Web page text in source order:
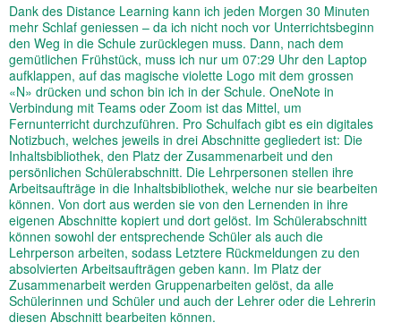
Dank des Distance Learning kann ich jeden Morgen 30 Minuten
mehr Schlaf geniessen – da ich nicht noch vor Unterrichtsbeginn
den Weg in die Schule zurücklegen muss. Dann, nach dem
gemütlichen Frühstück, muss ich nur um 07:29 Uhr den Laptop
aufklappen, auf das magische violette Logo mit dem grossen
«N» drücken und schon bin ich in der Schule. OneNote in
Verbindung mit Teams oder Zoom ist das Mittel, um
Fernunterricht durchzuführen. Pro Schulfach gibt es ein digitales
Notizbuch, welches jeweils in drei Abschnitte gegliedert ist: Die
Inhaltsbibliothek, den Platz der Zusammenarbeit und den
persönlichen Schülerabschnitt. Die Lehrpersonen stellen ihre
Arbeitsaufträge in die Inhaltsbibliothek, welche nur sie bearbeiten
können. Von dort aus werden sie von den Lernenden in ihre
eigenen Abschnitte kopiert und dort gelöst. Im Schülerabschnitt
können sowohl der entsprechende Schüler als auch die
Lehrperson arbeiten, sodass Letztere Rückmeldungen zu den
absolvierten Arbeitsaufträgen geben kann. Im Platz der
Zusammenarbeit werden Gruppenarbeiten gelöst, da alle
Schülerinnen und Schüler und auch der Lehrer oder die Lehrerin
diesen Abschnitt bearbeiten können.